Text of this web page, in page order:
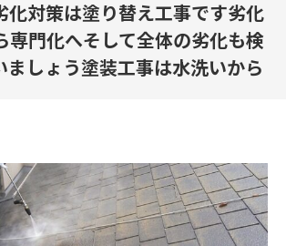
化対策は塗り替え工事です劣化
専門化へそして全体の劣化も検
ましょう塗装工事は水洗いから